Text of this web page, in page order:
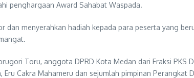
penghargaan Award Sahabat Waspada.
menyerahkan hadiah kepada para peserta yang
Toru, anggota DPRD Kota Medan dari Fraksi PKS
Cakra Mahameru dan sejumlah pimpinan Perangkat